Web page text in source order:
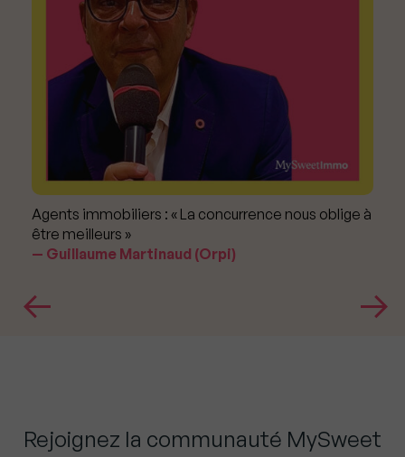
Agents immobiliers : « La concurrence nous oblige à
être meilleurs »
Guillaume Martinaud (Orpi)
Rejoignez la communauté MySweet